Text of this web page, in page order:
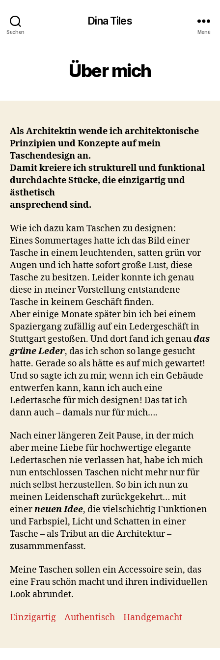
Suchen
Dina Tiles
Menü
Über mich
Als Architektin wende ich architektonische
Prinzipien und Konzepte auf mein
Taschendesign an.
Damit kreiere ich strukturell und funktional
durchdachte Stücke, die einzigartig und
ästhetisch
ansprechend sind.
Wie ich dazu kam Taschen zu designen:
Eines Sommertages hatte ich das Bild einer
Tasche in einem leuchtenden, satten grün vor
Augen und ich hatte sofort große Lust, diese
Tasche zu besitzen. Leider konnte ich genau
diese in meiner Vorstellung entstandene
Tasche in keinem Geschäft finden.
Aber einige Monate später bin ich bei einem
Spaziergang zufällig auf ein Ledergeschäft in
Stuttgart gestoßen. Und dort fand ich genaudas
grüne Leder, das ich schon so lange gesucht
hatte. Gerade so als hätte es auf mich gewartet!
Und so sagte ich zu mir, wenn ich ein Gebäude
entwerfen kann, kann ich auch eine
Ledertasche für mich designen! Das tat ich
dann auch – damals nur für mich….
Nach einer längeren Zeit Pause, in der mich
aber meine Liebe für hochwertige elegante
Ledertaschen nie verlassen hat, habe ich mich
nun entschlossen Taschen nicht mehr nur für
mich selbst herzustellen. So bin ich nun zu
meinen Leidenschaft zurückgekehrt… mit
einerneuen Idee, die vielschichtig Funktionen
und Farbspiel, Licht und Schatten in einer
Tasche – als Tribut an die Architektur –
zusammmenfasst.
Meine Taschen sollen ein Accessoire sein, das
eine Frau schön macht und ihren individuellen
Look abrundet.
Einzigartig – Authentisch – Handgemacht